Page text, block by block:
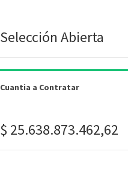
Selección Abierta
Cuantia a Contratar
$ 25.638.873.462,62